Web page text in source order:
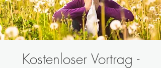
Kostenloser Vortrag -